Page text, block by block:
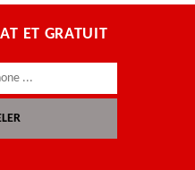
ET GRATUIT